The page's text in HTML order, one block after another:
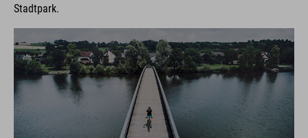
Stadtpark.